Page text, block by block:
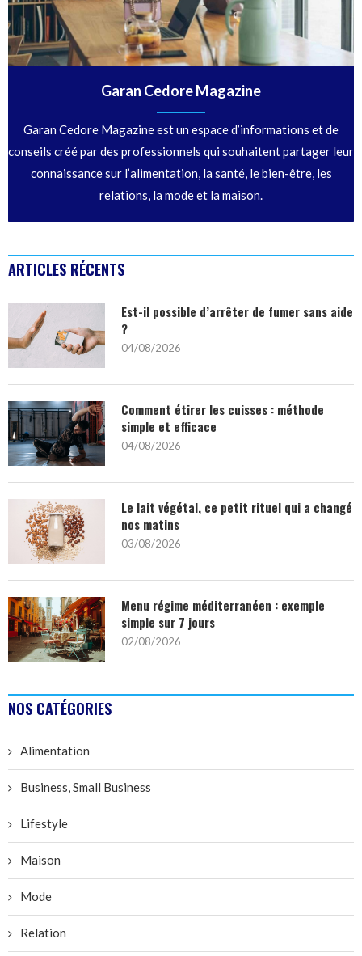
Garan Cedore Magazine
Garan Cedore Magazine est un espace d’informations et de
conseils créé par des professionnels qui souhaitent partager leur
connaissance sur l’alimentation, la santé, le bien-être, les
relations, la mode et la maison.
ARTICLES RÉCENTS
Est-il possible d’arrêter de fumer sans aide
?
04/08/2026
Comment étirer les cuisses : méthode
simple et efficace
04/08/2026
Le lait végétal, ce petit rituel qui a changé
nos matins
03/08/2026
Menu régime méditerranéen : exemple
simple sur 7 jours
02/08/2026
NOS CATÉGORIES
Alimentation
Business, Small Business
Lifestyle
Maison
Mode
Relation